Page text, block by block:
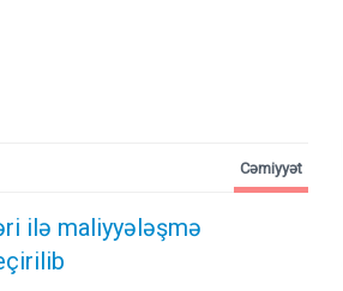
ilə maliyyələşmə
Cəmiyyət